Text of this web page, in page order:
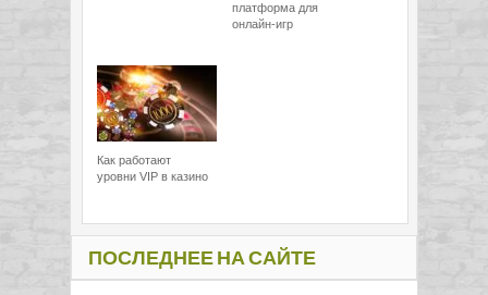
платформа для
онлайн-игр
Как работают
уровни VIP в казино
ПОСЛЕДНЕЕ НА САЙТЕ